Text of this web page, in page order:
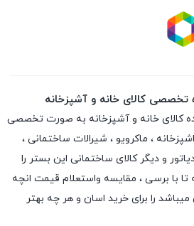
کالای خانه و آشپزخانه
کالای خانه و آشپزخانه به صورت تخصصی
، ماکرویو ، شیرالات ساختمانی ،
و دیگر کالای ساختمانی این بستر را
تا با برسی ، مقایسه واستعلام قیمت انچه
را برای خرید اسان و هر چه بهتر